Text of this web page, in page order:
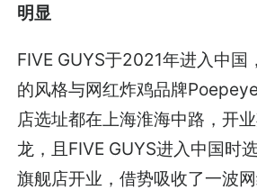
明显
FIVE GUYS于2021年进入中国
的风格与网红炸鸡品牌
店选址都在上海淮海中路，开
龙，且FIVE GUYS进入中国时
旗舰店开业，借势吸收了一波